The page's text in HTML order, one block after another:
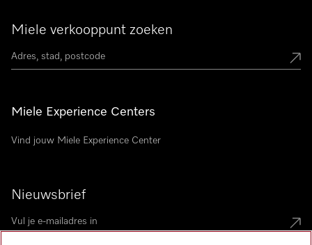
Miele verkooppunt zoeken
Miele Experience Centers
Vind jouw Miele Experience Center
Nieuwsbrief